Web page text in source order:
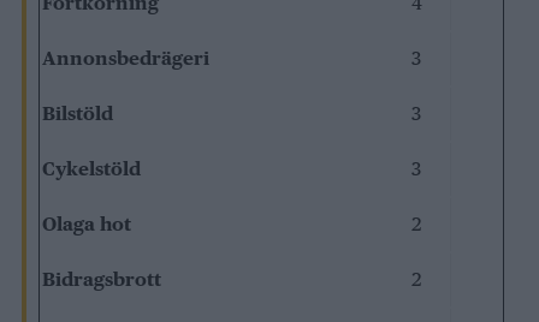
Annonsbedrägeri 3
Bilstöld 3
Cykelstöld 3
Olaga hot 2
Bidragsbrott 2